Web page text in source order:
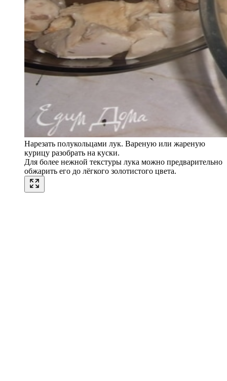
Нарезать полукольцами лук. Вареную или жареную
курицу разобрать на куски.
Для более нежной текстуры лука можно предварительно
обжарить его до лёгкого золотистого цвета.